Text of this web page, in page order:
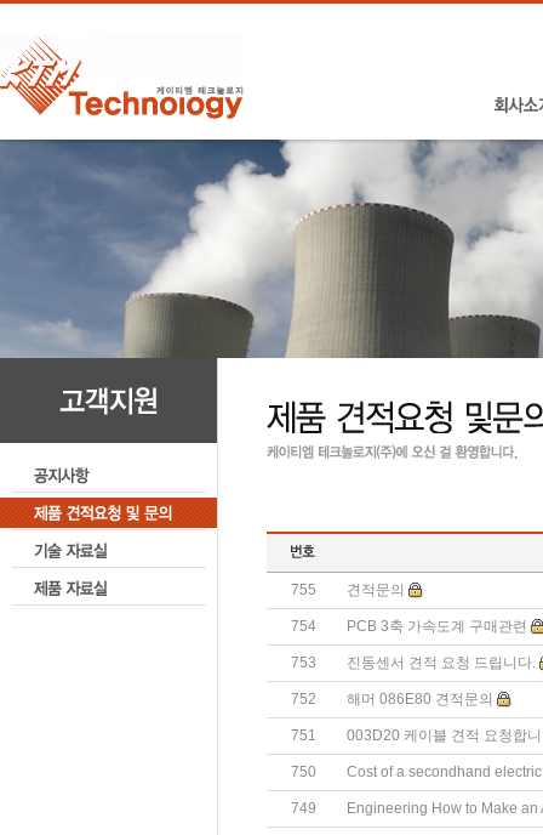
755 견적문의
754 PCB 3축 가속도계 구매관련
753 진동센서 견적 요청 드립니다.
752 해머 086E80 견적문의
751 003D20 케이블 견적 요청합
750 Cost of a secondhand
749 Engineering How to Make